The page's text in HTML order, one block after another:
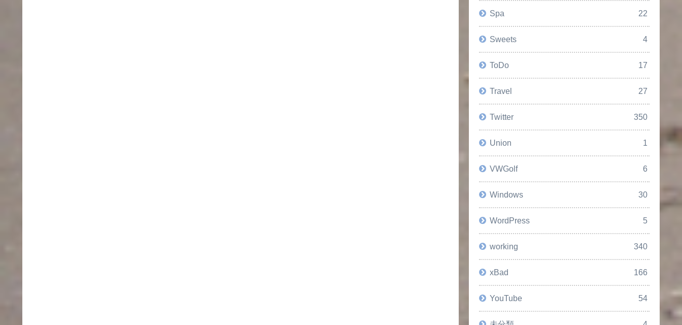
Spa 22
Sweets 4
ToDo 17
Travel 27
Twitter 350
Union 1
VWGolf 6
Windows 30
WordPress 5
working 340
xBad 166
YouTube 54